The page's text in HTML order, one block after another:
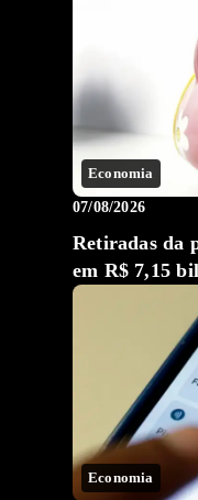
Economia
07/08/2026
Retiradas da
em R$ 7,15
Economia